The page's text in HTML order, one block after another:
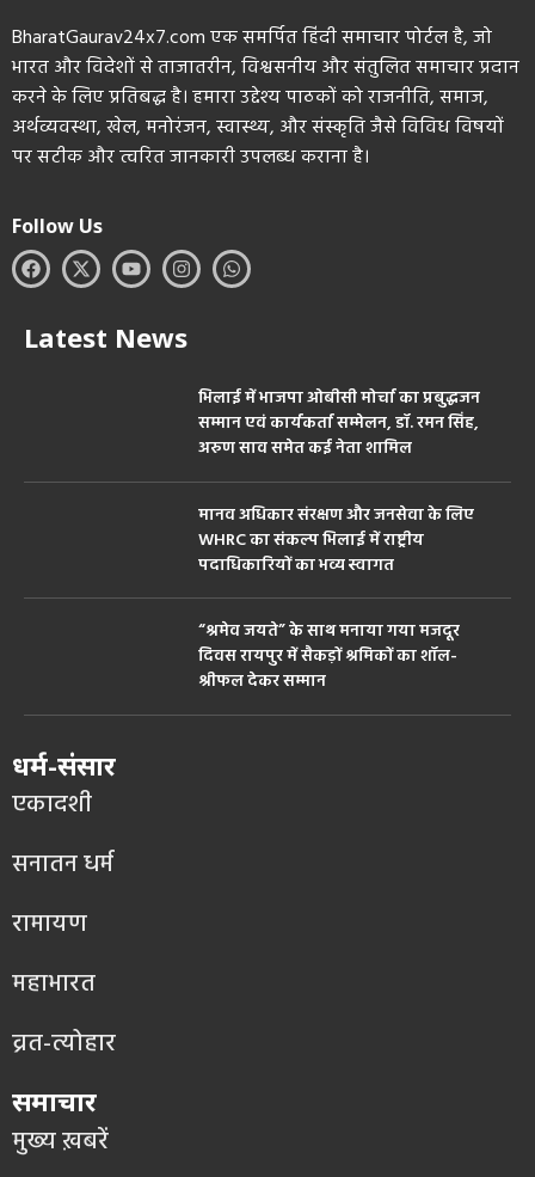
BharatGaurav24x7.com एक समर्पित हिंदी समाचार पोर्टल है, जो
भारत और विदेशों से ताजातरीन, विश्वसनीय और संतुलित समाचार प्रदान
करने के लिए प्रतिबद्ध है। हमारा उद्देश्य पाठकों को राजनीति, समाज,
अर्थव्यवस्था, खेल, मनोरंजन, स्वास्थ्य, और संस्कृति जैसे विविध विषयों
पर सटीक और त्वरित जानकारी उपलब्ध कराना है।
Follow Us
Latest News
भिलाई में भाजपा ओबीसी मोर्चा का प्रबुद्धजन
सम्मान एवं कार्यकर्ता सम्मेलन, डॉ. रमन सिंह,
अरुण साव समेत कई नेता शामिल
मानव अधिकार संरक्षण और जनसेवा के लिए
WHRC का संकल्प भिलाई में राष्ट्रीय
पदाधिकारियों का भव्य स्वागत
“श्रमेव जयते” के साथ मनाया गया मजदूर
दिवस रायपुर में सैकड़ों श्रमिकों का शॉल-
श्रीफल देकर सम्मान
धर्म-संसार
एकादशी
सनातन धर्म
रामायण
महाभारत
व्रत-त्योहार
समाचार
मुख्य ख़बरें